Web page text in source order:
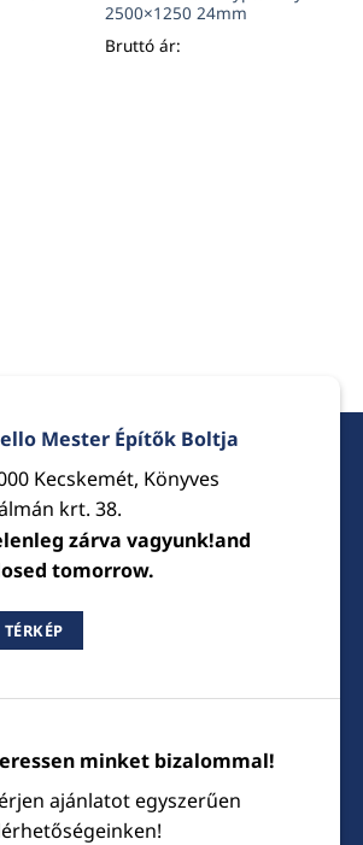
2500×1250 24mm
Bruttó ár:
Mester Építők Boltja
Kecskemét, Könyves
krt. 38.
zárva vagyunk!and
tomorrow.
TÉRKÉP
minket bizalommal!
ajánlatot egyszerűen